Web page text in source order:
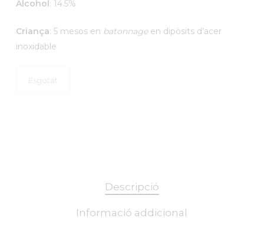
Alcohol: 14.5%
Criança: 5 mesos en batonnageen dipòsits d’acer
inoxidable
Esgotat
Descripció
Informació addicional